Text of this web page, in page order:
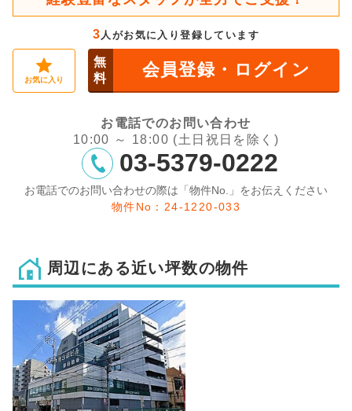
3人がお気に入り登録しています
お気に入り
無
料
会員登録・ログイン
お電話でのお問い合わせ
10:00 ～ 18:00 (土日祝日を除く)
03-5379-0222
お電話でのお問い合わせの際は「物件No.」をお伝えください
物件No：24-1220-033
周辺にある近い坪数の物件